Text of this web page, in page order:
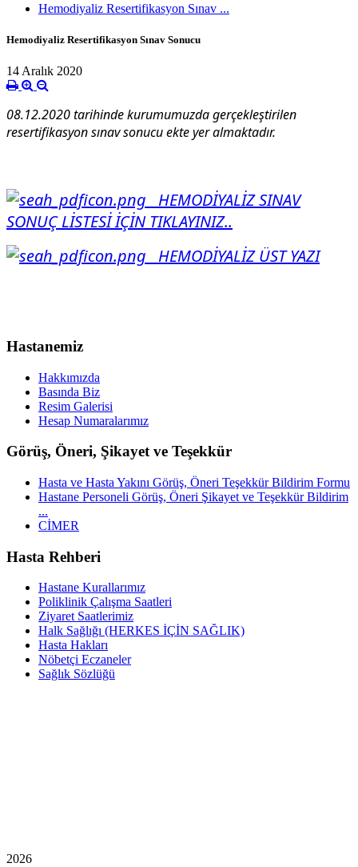
Hemodiyaliz Resertifikasyon Sınav ...
Hemodiyaliz Resertifikasyon Sınav Sonucu
14 Aralık 2020
08.12.2020 tarihinde kurumumuzda gerçekleştirilen
resertifikasyon sınav sonucu ekte yer almaktadır.
HEMODİYALİZ SINAV
SONUÇ LİSTESİ İÇİN TIKLAYINIZ..
HEMODİYALİZ ÜST YAZI
Hastanemiz
Hakkımızda
Basında Biz
Resim Galerisi
Hesap Numaralarımız
Görüş, Öneri, Şikayet ve Teşekkür
Hasta ve Hasta Yakını Görüş, Öneri Teşekkür Bildirim Formu
Hastane Personeli Görüş, Öneri Şikayet ve Teşekkür Bildirim
...
CİMER
Hasta Rehberi
Hastane Kurallarımız
Poliklinik Çalışma Saatleri
Ziyaret Saatlerimiz
Halk Sağlığı (HERKES İÇİN SAĞLIK)
Hasta Hakları
Nöbetçi Eczaneler
Sağlık Sözlüğü
2026